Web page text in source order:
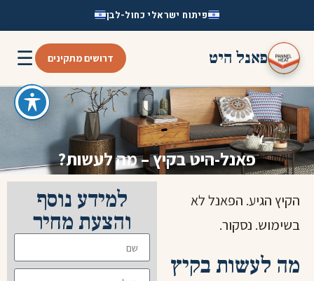
פיתוח ישראלי כחול-לבן
פאנל היט דרושים מתקינים ☰
פאנל-היט בקיץ – מה לעשות?
הקיץ הגיע. הפאנל לא
בשימוש. נסקור.
מה לעשות בקיץ
למידע נוסף
והצעת מחיר